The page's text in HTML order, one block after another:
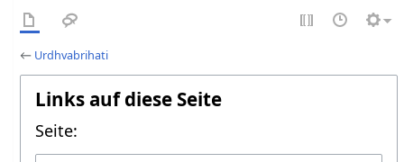
← Urdhvabrihati
Links auf diese Seite
Seite: